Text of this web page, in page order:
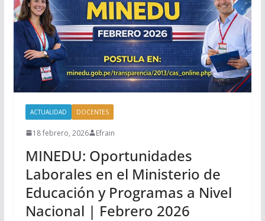
ACTUALIDAD DOCENTES
18 febrero, 2026 Efrain
MINEDU: Oportunidades
Laborales en el Ministerio de
Educación y Programas a Nivel
Nacional | Febrero 2026